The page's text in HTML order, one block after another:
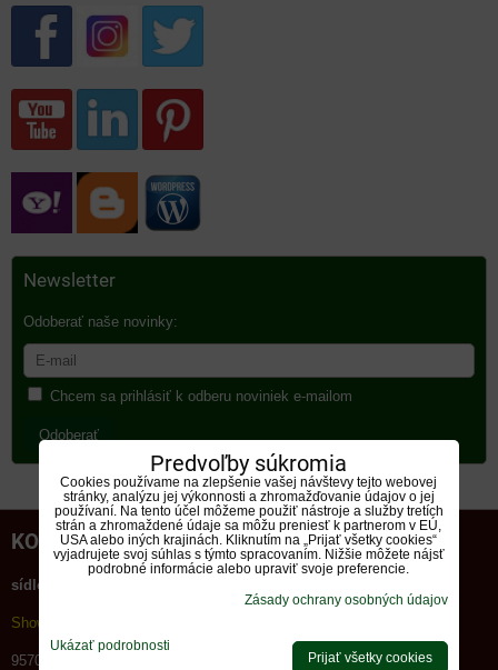
Newsletter
Odoberať naše novinky:
Chcem sa prihlásiť k odberu noviniek e-mailom
Odoberať
KONTAKT
sídlo:
Showroom:
95703 Bánovce nad Bebr.,časť Horné Ozorovce č.297
Predvoľby súkromia
Cookies používame na zlepšenie vašej návštevy tejto webovej
stránky, analýzu jej výkonnosti a zhromažďovanie údajov o jej
používaní. Na tento účel môžeme použiť nástroje a služby tretích
strán a zhromaždené údaje sa môžu preniesť k partnerom v EÚ,
USA alebo iných krajinách. Kliknutím na „Prijať všetky cookies“
vyjadrujete svoj súhlas s týmto spracovaním. Nižšie môžete nájsť
podrobné informácie alebo upraviť svoje preferencie.
Zásady ochrany osobných údajov
Ukázať podrobnosti
Prijať všetky cookies